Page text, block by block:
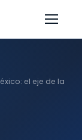
el eje de la